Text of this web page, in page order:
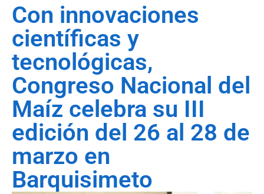
Con innovaciones
científicas y
tecnológicas,
Congreso Nacional del
Maíz celebra su III
edición del 26 al 28 de
marzo en
Barquisimeto